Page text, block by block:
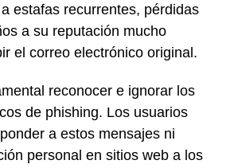
estafas recurrentes, pérdidas
a su reputación mucho
el correo electrónico original.
reconocer e ignorar los
de phishing. Los usuarios
a estos mensajes ni
personal en sitios web a los